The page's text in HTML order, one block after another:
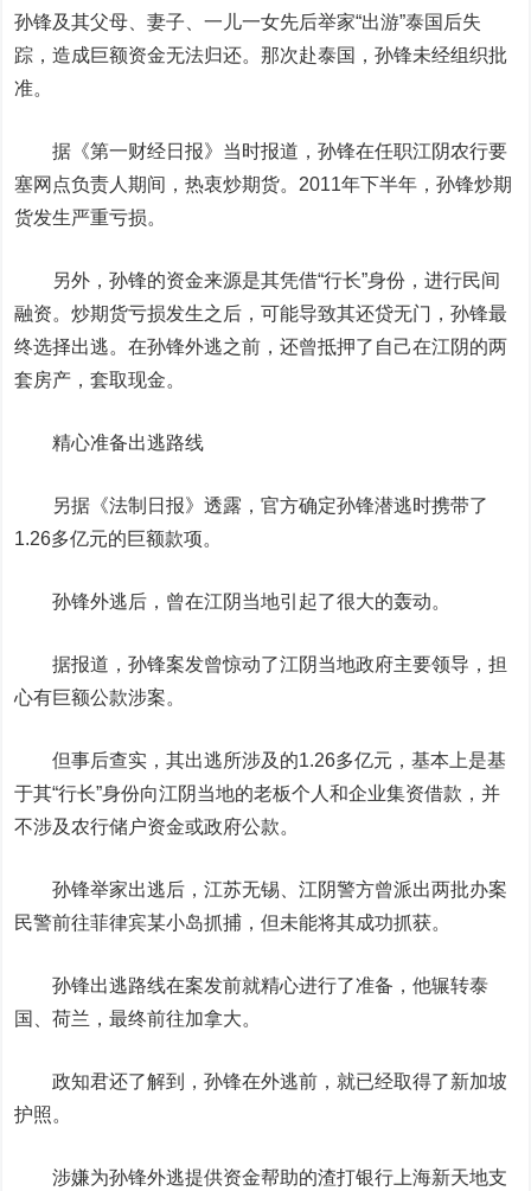
孙锋及其父母、妻子、一儿一女先后举家“出游”泰国后失
踪，造成巨额资金无法归还。那次赴泰国，孙锋未经组织批
准。
据《第一财经日报》当时报道，孙锋在任职江阴农行要
塞网点负责人期间，热衷炒期货。2011年下半年，孙锋炒期
货发生严重亏损。
另外，孙锋的资金来源是其凭借“行长”身份，进行民间
融资。炒期货亏损发生之后，可能导致其还贷无门，孙锋最
终选择出逃。在孙锋外逃之前，还曾抵押了自己在江阴的两
套房产，套取现金。
精心准备出逃路线
另据《法制日报》透露，官方确定孙锋潜逃时携带了
1.26多亿元的巨额款项。
孙锋外逃后，曾在江阴当地引起了很大的轰动。
据报道，孙锋案发曾惊动了江阴当地政府主要领导，担
心有巨额公款涉案。
但事后查实，其出逃所涉及的1.26多亿元，基本上是基
于其“行长”身份向江阴当地的老板个人和企业集资借款，并
不涉及农行储户资金或政府公款。
孙锋举家出逃后，江苏无锡、江阴警方曾派出两批办案
民警前往菲律宾某小岛抓捕，但未能将其成功抓获。
孙锋出逃路线在案发前就精心进行了准备，他辗转泰
国、荷兰，最终前往加拿大。
政知君还了解到，孙锋在外逃前，就已经取得了新加坡
护照。
涉嫌为孙锋外逃提供资金帮助的渣打银行上海新天地支